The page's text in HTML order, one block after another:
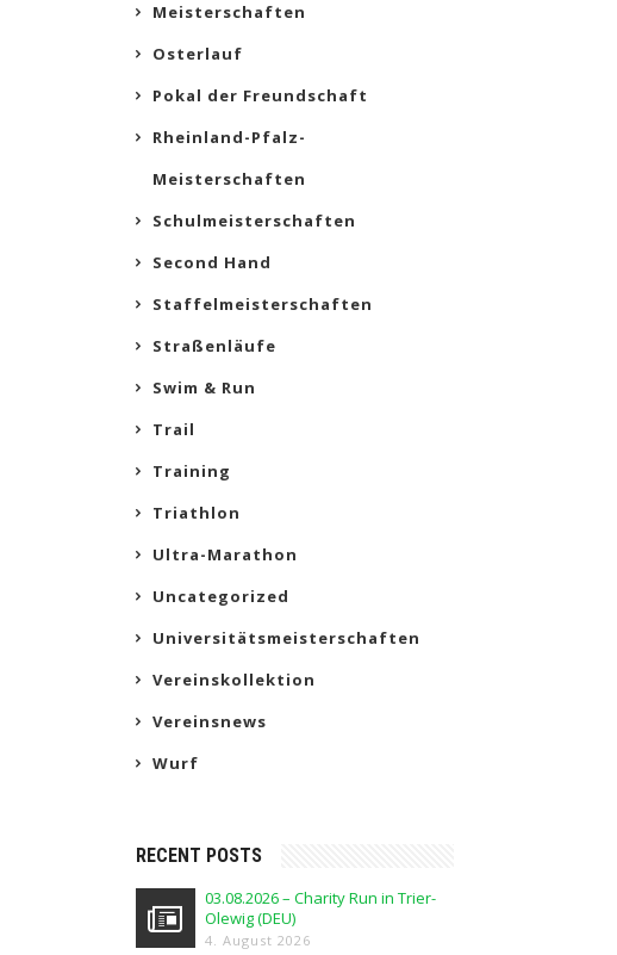
Meisterschaften
Osterlauf
Pokal der Freundschaft
Rheinland-Pfalz-
Meisterschaften
Schulmeisterschaften
Second Hand
Staffelmeisterschaften
Straßenläufe
Swim & Run
Trail
Training
Triathlon
Ultra-Marathon
Uncategorized
Universitätsmeisterschaften
Vereinskollektion
Vereinsnews
Wurf
RECENT POSTS
03.08.2026 – Charity Run in Trier-
Olewig (DEU)
4. August 2026